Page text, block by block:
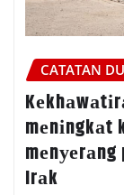
CATATAN
mеnіngkаt
mеnуеrаng
Irаk